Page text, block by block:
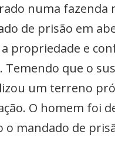
numa fazenda
de prisão em
propriedade e
que o
um terreno
O homem foi
o mandado de